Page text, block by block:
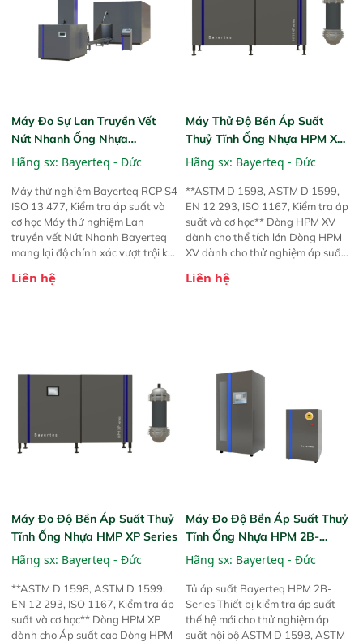
cả các mẫu lớn cũng không thành
vấn đề với diện tích đo tiếp xúc
điểm cố định lớn nhất trong
lượng mạnh mẽ và quản lý dữ liệu
hiện đại—cùng với các tùy chọn
chia sẻ để bạn có thể tận dụng tối
đa khoản đầu tư của mình.
Máy Đo Sự Lan Truyền Vết
Nứt Nhanh Ống Nhựa
Bayerteq RCP S4
Hãng sx: Bayerteq - Đức
Máy thử nghiệm Bayerteq RCP S4
ISO 13 477, Kiểm tra áp suất và
cơ học Máy thử nghiệm Lan
truyền vết Nứt Nhanh Bayerteq
mang lại độ chính xác vượt trội khi
Liên hệ
Máy Thử Độ Bền Áp Suất
Thuỷ Tĩnh Ống Nhựa HPM XV
Series
Hãng sx: Bayerteq - Đức
**ASTM D 1598, ASTM D 1599,
EN 12 293, ISO 1167, Kiểm tra áp
suất và cơ học** Dòng HPM XV
dành cho thể tích lớn Dòng HPM
XV dành cho thử nghiệm áp suất
lớn.
Liên hệ
Máy Đo Độ Bền Áp Suất Thuỷ
Tĩnh Ống Nhựa HMP XP Series
Hãng sx: Bayerteq - Đức
**ASTM D 1598, ASTM D 1599,
EN 12 293, ISO 1167, Kiểm tra áp
suất và cơ học** Dòng HPM XP
dành cho Áp suất cao Dòng HPM
Máy Đo Độ Bền Áp Suất Thuỷ
Tĩnh Ống Nhựa HPM 2B-
Series
Hãng sx: Bayerteq - Đức
Tủ áp suất Bayerteq HPM 2B-
Series Thiết bị kiểm tra áp suất
thế hệ mới cho thử nghiệm áp
suất nội bộ ASTM D 1598, ASTM